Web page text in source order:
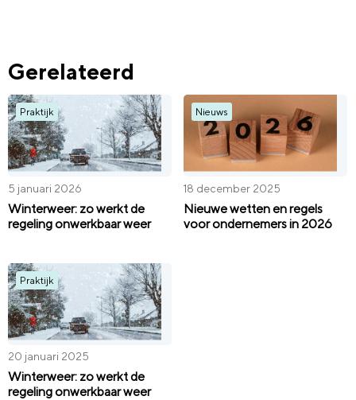
Gerelateerd
Praktijk
5 januari 2026
Winterweer: zo werkt de
regeling onwerkbaar weer
Nieuws
18 december 2025
Nieuwe wetten en regels
voor ondernemers in 2026
Praktijk
20 januari 2025
Winterweer: zo werkt de
regeling onwerkbaar weer